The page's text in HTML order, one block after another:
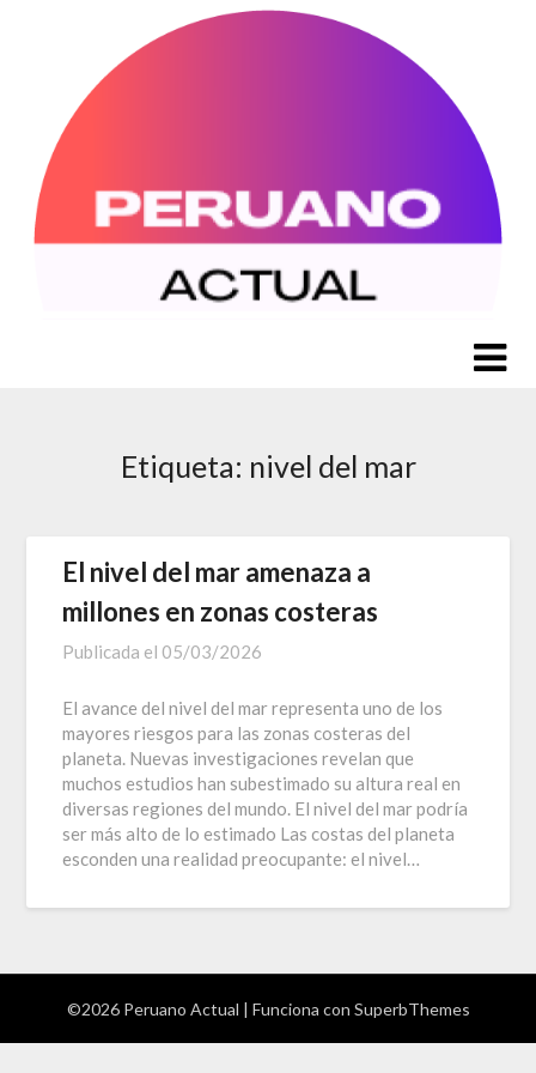
Etiqueta: nivel del mar
El nivel del mar amenaza a
millones en zonas costeras
Publicada el 05/03/2026
El avance del nivel del mar representa uno de los
mayores riesgos para las zonas costeras del
planeta. Nuevas investigaciones revelan que
muchos estudios han subestimado su altura real en
diversas regiones del mundo. El nivel del mar podría
ser más alto de lo estimado Las costas del planeta
esconden una realidad preocupante: el nivel…
©2026 Peruano Actual | Funciona con SuperbThemes